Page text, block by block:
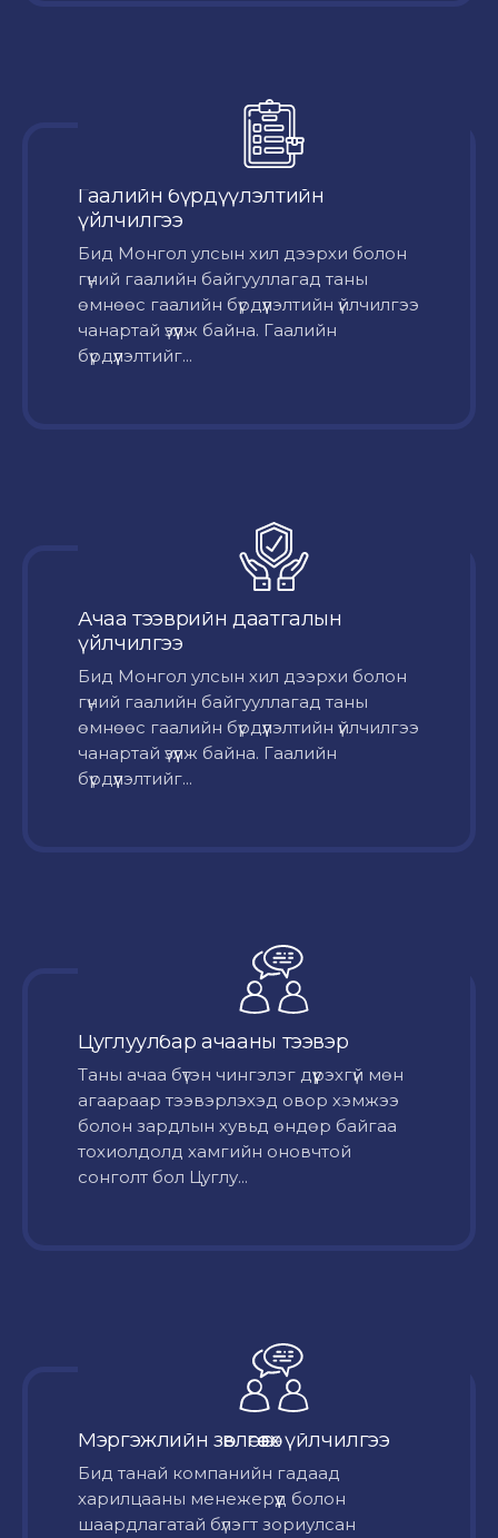
Гаалийн бүрдүүлэлтийн
үйлчилгээ
Бид Монгол улсын хил дээрхи болон
гүний гаалийн байгууллагад таны
өмнөөс гаалийн бүрдүүлэлтийн үйлчилгээ
чанартай үзүүлж байна. Гаалийн
бүрдүүлэлтийг...
Ачаа тээврийн даатгалын
үйлчилгээ
Бид Монгол улсын хил дээрхи болон
гүний гаалийн байгууллагад таны
өмнөөс гаалийн бүрдүүлэлтийн үйлчилгээ
чанартай үзүүлж байна. Гаалийн
бүрдүүлэлтийг...
Цуглуулбар ачааны тээвэр
Таны ачаа бүтэн чингэлэг дүүрэхгүй мөн
агаараар тээвэрлэхэд овор хэмжээ
болон зардлын хувьд өндөр байгаа
тохиолдолд хамгийн оновчтой
сонголт бол Цуглу...
Мэргэжлийн зөвлөгөө өгөх үйлчилгээ
Бид танай компанийн гадаад
харилцааны менежерүүд болон
шаардлагатай бүлэгт зориулсан